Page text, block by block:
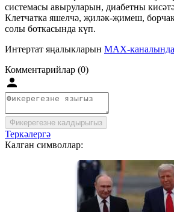
системасы авыруларын, диабетны
Клетчатка яшелчә, җиләк-җимеш,
солы боткасында күп.
Интертат яңалыкларын MAX-каналында
Комментарийлар (0)
Фикерегезне калдырыгыз
Теркәлергә
Калган символлар: